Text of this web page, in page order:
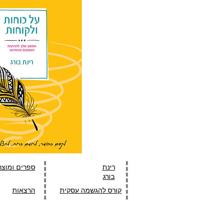
ספרים
רינת
בורג
קורס להגשמה עסקית
הרצאות